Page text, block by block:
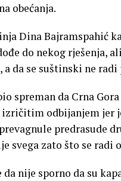
obećanja.
Dina Bajramspahić
do nekog rješenja,
da se suštinski ne radi
spreman da Crna
izričitim odbijanjem jer
predrasude
svega zato što se
da nije sporno da su